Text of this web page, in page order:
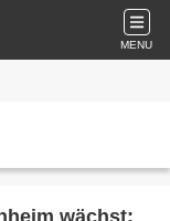
MENU
wächst: